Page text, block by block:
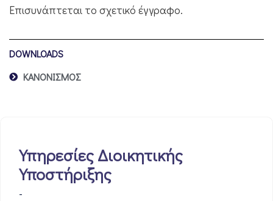
Επισυνάπτεται το σχετικό έγγραφο.
DOWNLOADS
ΚΑΝΟΝΙΣΜΟΣ
Υπηρεσίες Διοικητικής
Υποστήριξης
-